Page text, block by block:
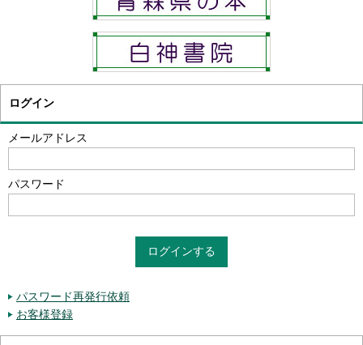
ログイン
メールアドレス
パスワード
パスワード再発行依頼
お客様登録